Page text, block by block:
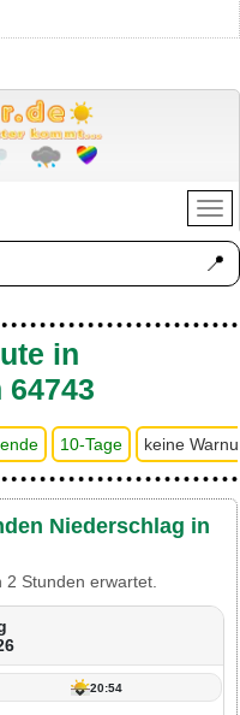
📍
in
10-Tage keine
Niederschlag in
Stunden erwartet.
20:54